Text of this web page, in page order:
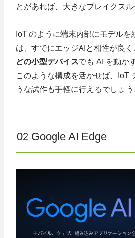
とがあれば、大きなブレイクスル
IoT のように端末内部にモデルを
は、すでにエッジAIと相性が良く
どの小型デバイスでも AI を動か
このような構成を活かせば、IoT
うな試作も手軽に行えるでしょう
02 Google AI Edge